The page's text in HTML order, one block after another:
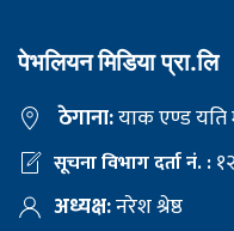
पेभलियन मिडिया प्रा.लि
ठेगाना:याक एण्ड यति
सूचना विभाग दर्ता नं. :
अध्यक्ष:नरेश श्रेष्ठ